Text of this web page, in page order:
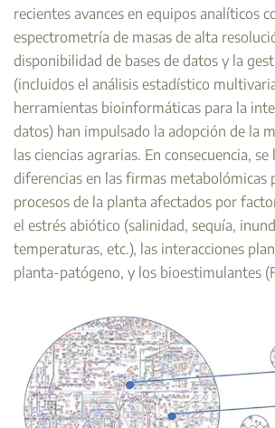
recientes avances en equipos analíticos
espectrometría de masas de alta
disponibilidad de bases de datos y la
(incluidos el análisis estadístico
herramientas bioinformáticas para la
datos) han impulsado la adopción de la
las ciencias agrarias. En consecuencia,
diferencias en las firmas metabolómicas
procesos de la planta afectados por
el estrés abiótico (salinidad, sequía,
temperaturas, etc.), las interacciones
planta-patógeno, y los bioestimulantes